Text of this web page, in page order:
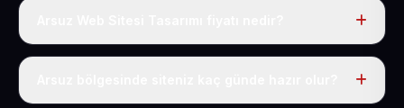
Tek fiyat uygulanır: yıllık 50 USD + KDV. Bu bedele alan